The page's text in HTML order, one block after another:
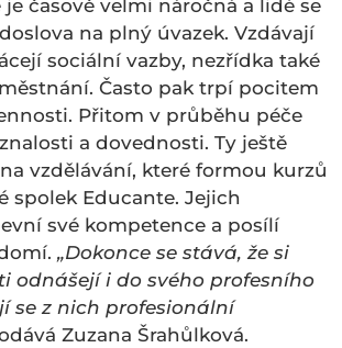
je časově velmi náročná a lidé se
na plný úvazek. Vzdávají
sociální vazby, nezřídka také
Často pak trpí pocitem
Přitom v průběhu péče
a dovednosti. Ty ještě
vzdělávání, které formou kurzů
spolek Educante. Jejich
své kompetence a posílí
„Dokonce se stává, že si
odnášejí i do svého profesního
se z nich profesionální
Zuzana Šrahůlková.